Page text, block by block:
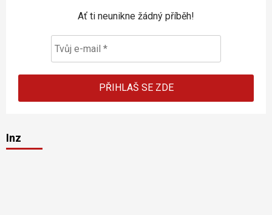
Ať ti neunikne žádný příběh!
Inz